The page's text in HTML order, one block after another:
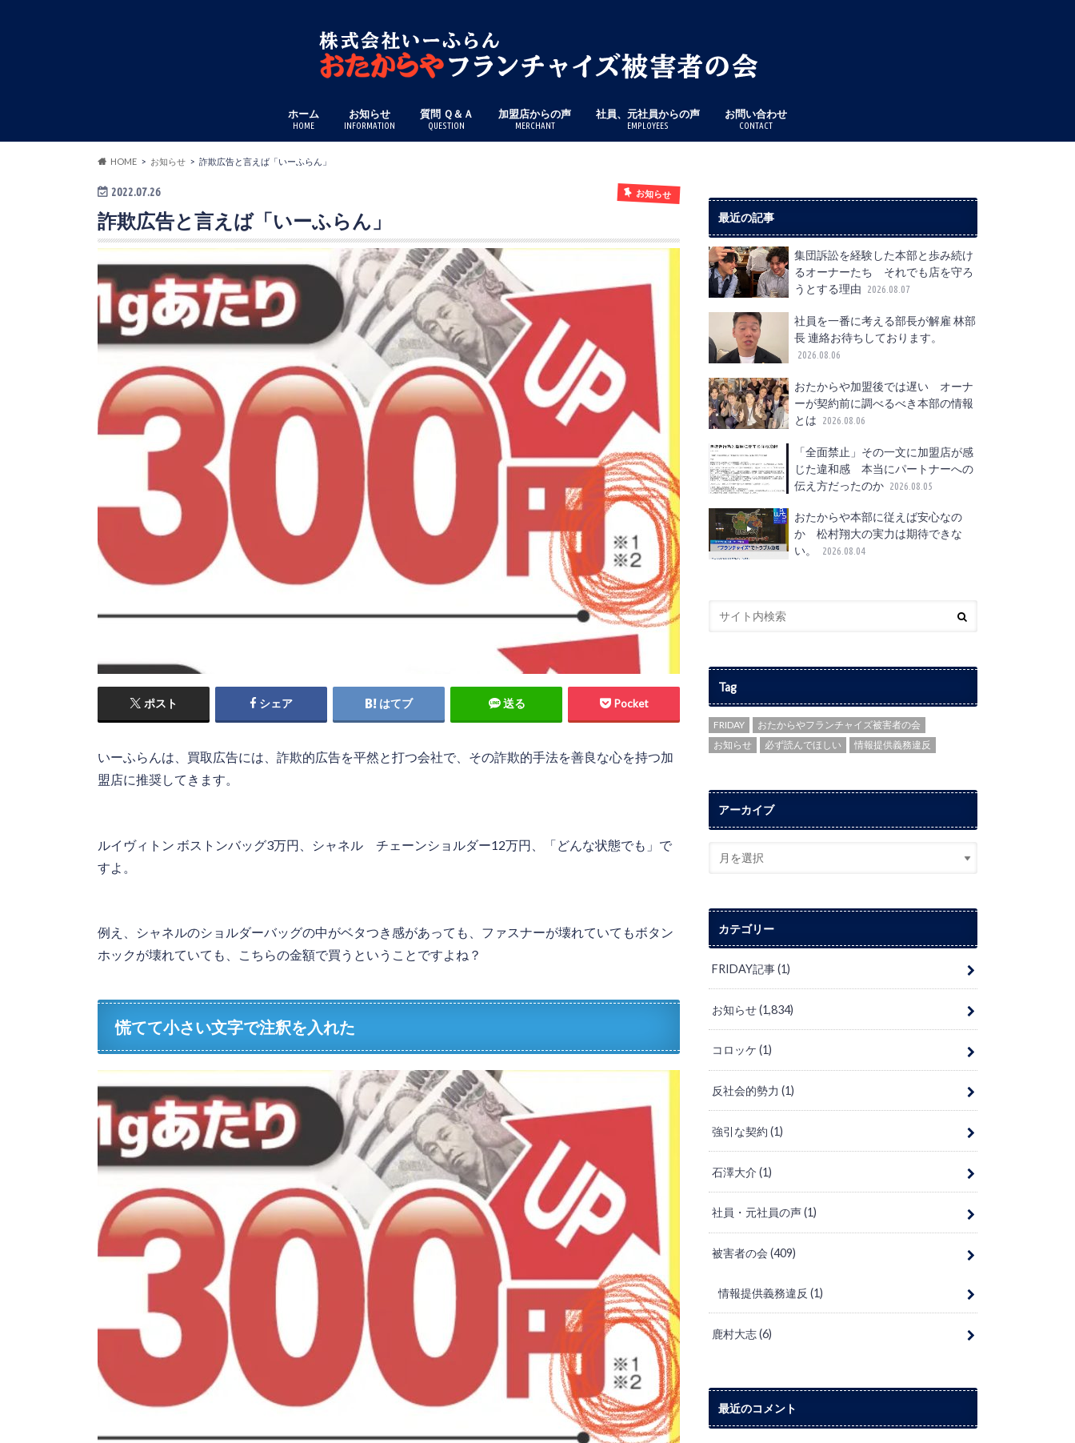
ホーム
HOME
お知らせ
INFORMATION
質問 Ｑ＆Ａ
QUESTION
加盟店からの声
MERCHANT
社員、元社員からの声
EMPLOYEES
お問い合わせ
CONTACT
HOME お知らせ 詐欺広告と言えば「いーふらん」
2022.07.26 お知らせ
詐欺広告と言えば「いーふらん」
ポスト シェア はてブ 送る Pocket
いーふらんは、買取広告には、詐欺的広告を平然と打つ会社で、その詐欺的手法を善良な心を持つ加
盟店に推奨してきます。
ルイヴィトン ボストンバッグ3万円、シャネル チェーンショルダー12万円、「どんな状態でも」で
すよ。
例え、シャネルのショルダーバッグの中がベタつき感があっても、ファスナーが壊れていてもボタン
ホックが壊れていても、こちらの金額で買うということですよね？
慌てて小さい文字で注釈を入れた
最近の記事
集団訴訟を経験した本部と歩み続け
るオーナーたち それでも店を守ろ
うとする理由
2026.08.07
社員を一番に考える部長が解雇 林部
長 連絡お待ちしております。
2026.08.06
おたからや加盟後では遅い オーナ
ーが契約前に調べるべき本部の情報
とは
2026.08.06
「全面禁止」その一文に加盟店が感
じた違和感 本当にパートナーへの
伝え方だったのか 2026.08.05
おたからや本部に従えば安心なの
か 松村翔大の実力は期待できな
い。
2026.08.04
Tag
FRIDAY
おたからやフランチャイズ被害者の会
お知らせ
必ず読んでほしい 情報提供義務違反
アーカイブ
カテゴリー
FRIDAY記事(1)
お知らせ(1,834)
コロッケ(1)
反社会的勢力(1)
強引な契約(1)
石澤大介(1)
社員・元社員の声(1)
被害者の会(409)
情報提供義務違反 (1)
鹿村大志(6)
最近のコメント